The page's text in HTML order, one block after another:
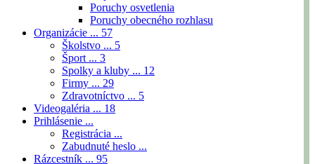
Poruchy osvetlenia
Poruchy obecného rozhlasu
Organizácie ... 57
Školstvo ... 5
Šport ... 3
Spolky a kluby ... 12
Firmy ... 29
Zdravotníctvo ... 5
Videogaléria ... 18
Prihlásenie ...
Registrácia ...
Zabudnuté heslo ...
Rázcestník ... 95